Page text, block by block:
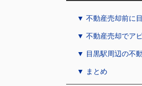
▼ 不動産売却前に
▼ 不動産売却でア
▼ 目黒駅周辺の不
▼ まとめ